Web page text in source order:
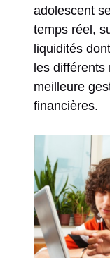
adolescent
temps réel,
liquidités
les
meilleure
financières.